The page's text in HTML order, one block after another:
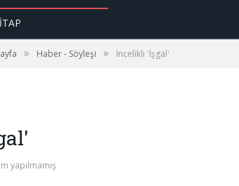
» Haber - Söyleşi » İncelikli 'İşgal'
yapılmamış